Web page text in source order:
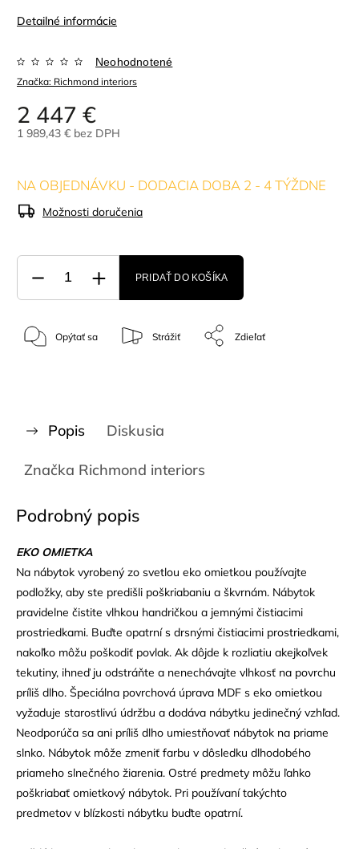
Detailné informácie
Značka: Richmond interiors
Neohodnotené
2 447 €
1 989,43 € bez DPH
NA OBJEDNÁVKU - DODACIA DOBA 2 - 4 TÝŽDNE
Možnosti doručenia
PRIDAŤ DO KOŠÍKA
Opýtať sa Strážiť Zdieľať
Popis Diskusia
Značka Richmond interiors
Podrobný popis
EKO OMIETKA
Na nábytok vyrobený zo svetlou eko omietkou používajte
podložky, aby ste predišli poškriabaniu a škvrnám. Nábytok
pravidelne čistite vlhkou handričkou a jemnými čistiacimi
prostriedkami. Buďte opatrní s drsnými čistiacimi prostriedkami,
nakoľko môžu poškodiť povlak. Ak dôjde k rozliatiu akejkoľvek
tekutiny, ihneď ju odstráňte a nenechávajte vlhkosť na povrchu
príliš dlho. Špeciálna povrchová úprava MDF s eko omietkou
vyžaduje starostlivú údržbu a dodáva nábytku jedinečný vzhľad.
Neodporúča sa ani príliš dlho umiestňovať nábytok na priame
slnko. Nábytok môže zmeniť farbu v dôsledku dlhodobého
priameho slnečného žiarenia. Ostré predmety môžu ľahko
poškriabať omietkový nábytok. Pri používaní takýchto
predmetov v blízkosti nábytku buďte opatrní.